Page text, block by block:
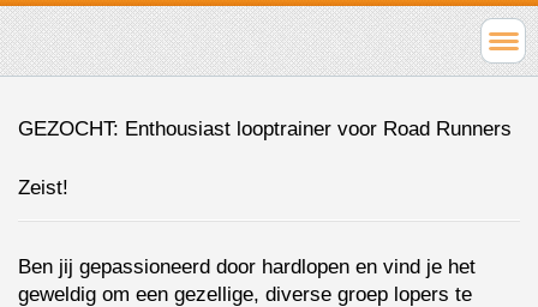
GEZOCHT: Enthousiast looptrainer voor Road Runners
Zeist!
Ben jij gepassioneerd door hardlopen en vind je het
geweldig om een gezellige, diverse groep lopers te